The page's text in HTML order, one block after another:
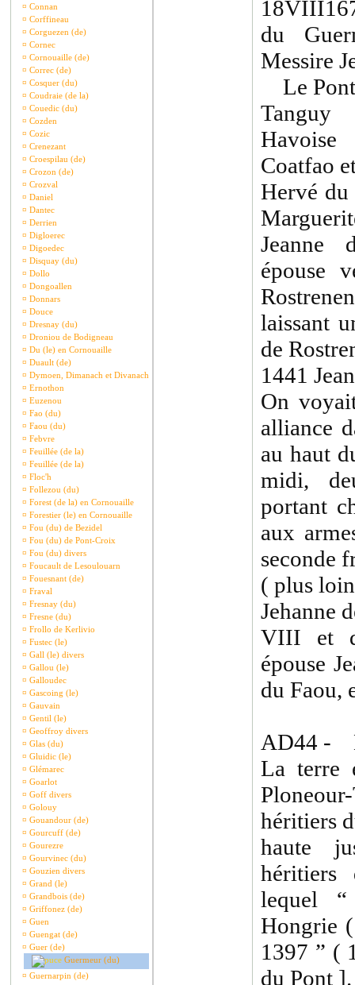
¤ Connan
¤ Corffineau
¤ Corguezen (de)
¤ Cornec
¤ Cornouaille (de)
¤ Correc (de)
¤ Cosquer (du)
¤ Coudraie (de la)
¤ Couedic (du)
¤ Cozden
¤ Cozic
¤ Crenezant
¤ Croespilau (de)
¤ Crozon (de)
¤ Crozval
¤ Daniel
¤ Dantec
¤ Derrien
¤ Digloerec
¤ Digoedec
¤ Disquay (du)
¤ Dollo
¤ Dongoallen
¤ Donnars
¤ Douce
¤ Dresnay (du)
¤ Droniou de Bodigneau
¤ Du (le) en Cornouaille
¤ Duault (de)
¤ Dymoen, Dimanach et Divanach
¤ Ernothon
¤ Euzenou
¤ Fao (du)
¤ Faou (du)
¤ Febvre
¤ Feuillée (de la)
¤ Feuillée (de la)
¤ Floc'h
¤ Follezou (du)
¤ Forest (de la) en Cornouaille
¤ Forestier (le) en Cornouaille
¤ Fou (du) de Bezidel
¤ Fou (du) de Pont-Croix
¤ Fou (du) divers
¤ Foucault de Lesoulouarn
¤ Fouesnant (de)
¤ Fraval
¤ Fresnay (du)
¤ Fresne (du)
¤ Frollo de Kerlivio
¤ Fustec (le)
¤ Gall (le) divers
¤ Gallou (le)
¤ Galloudec
¤ Gascoing (le)
¤ Gauvain
¤ Gentil (le)
¤ Geoffroy divers
¤ Glas (du)
¤ Gluidic (le)
¤ Glémarec
¤ Goarlot
¤ Goff divers
¤ Golouy
¤ Gouandour (de)
¤ Gourcuff (de)
¤ Gourezre
¤ Gourvinec (du)
¤ Gouzien divers
¤ Grand (le)
¤ Grandbois (de)
¤ Griffonez (de)
¤ Guen
¤ Guengat (de)
¤ Guer (de)
Guermeur (du)
¤ Guernarpin (de)
du
Messire
Le
Tanguy
Coatfao
Hervé du
Jeanne
épouse
laissant
de
1441
On
alliance
au haut
midi,
portant
aux
seconde
( plus
Jehanne
VIII et
épouse
du Faou,
AD44 -
La terre
héritiers
haute
héritiers
lequel
Hongrie
1397 ” (
du Pont ].